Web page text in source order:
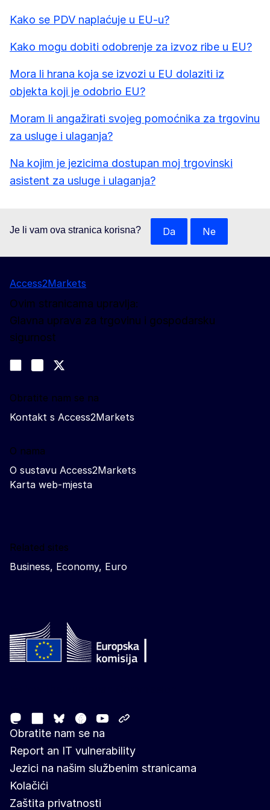
Kako se PDV naplaćuje u EU-u?
Kako mogu dobiti odobrenje za izvoz ribe u EU?
Mora li hrana koja se izvozi u EU dolaziti iz
objekta koji je odobrio EU?
Moram li angažirati svojeg pomoćnika za trgovinu
za usluge i ulaganja?
Na kojim je jezicima dostupan moj trgovinski
asistent za usluge i ulaganja?
Je li vam ova stranica korisna? Da Ne
Access2Markets
Ovim stranicama upravlja:
Glavna uprava za trgovinu i gospodarsku
sigurnost
Join us on LinkedIn
Trade-Off podcast
Obratite nam se na
Kontakt s Access2Markets
O nama
O sustavu Access2Markets
Karta web-mjesta
Related sites
Business, Economy, Euro
MastodonLinkedIn
Bluesky
Facebook
Youtube
Obratite nam se na
Report an IT vulnerability
Jezici na našim službenim stranicama
Kolačići
Zaštita privatnosti